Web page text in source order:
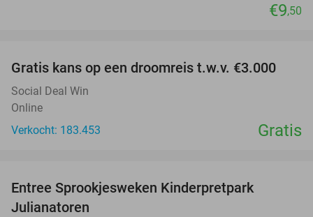
€9,50
Gratis kans op een droomreis t.w.v. €3.000
Social Deal Win
Online
Verkocht: 183.453
Gratis
Entree Sprookjesweken Kinderpretpark
Julianatoren